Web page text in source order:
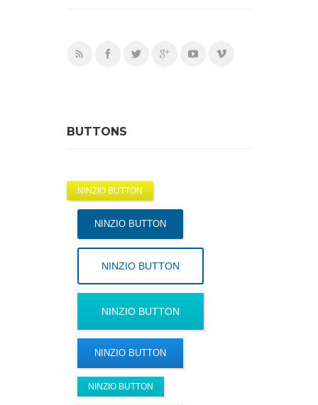
BUTTONS
NINZIO BUTTON
NINZIO BUTTON
NINZIO BUTTON
NINZIO BUTTON
NINZIO BUTTON
NINZIO BUTTON